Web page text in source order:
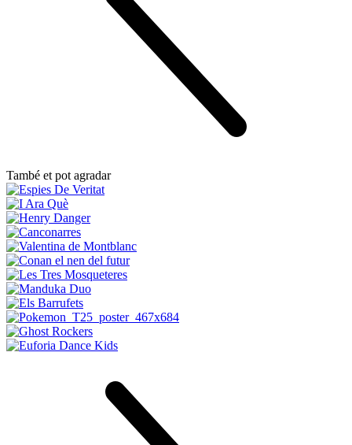
També et pot agradar